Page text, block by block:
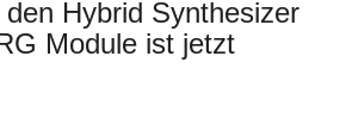
Hybrid Synthesizer
Module ist jetzt